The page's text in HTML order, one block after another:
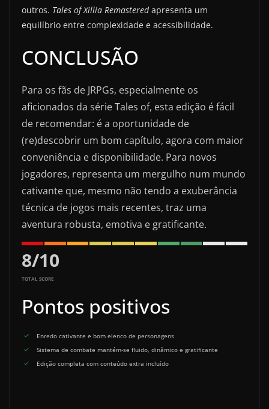
outros. Tales of Xillia Remasteredapresenta um
equilíbrio entre complexidade e acessibilidade.
CONCLUSÃO
Para os fãs de JRPGs, especialmente os
aficionados da série Tales of, esta edição é fácil
de recomendar: é a oportunidade de
(re)descobrir um bom capítulo, agora com maior
conveniência e disponibilidade. Para novos
jogadores, representa um mergulho num mundo
cativante que, mesmo não tendo a exuberância
técnica de jogos mais recentes, traz uma
aventura robusta, emotiva e gratificante.
8/10
TOTAL SCORE
Pontos positivos
Enredo cativante e bom elenco de personagens
Sistema de combate mantém-se fluido, dinâmico e gratificante
Edição completa com conteúdo extra incluído